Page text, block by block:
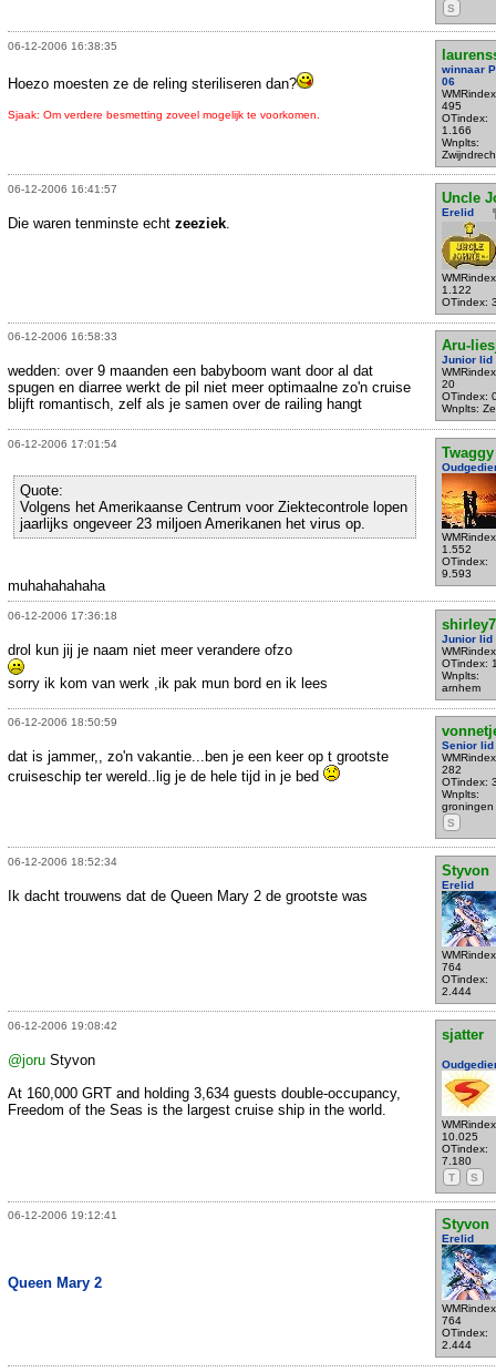
S
06-12-2006 16:38:35
winnaar
06
495
OTindex:
1.166
Wnplts:
Zwijndrech
Hoezo moesten ze de reling steriliseren dan?
Sjaak: Om verdere besmetting zoveel mogelijk te voorkomen.
06-12-2006 16:41:57
Uncle
Erelid
1.122
OTindex:
Die waren tenminste echt zeeziek.
06-12-2006 16:58:33
Aru-
Junior lid
20
OTindex:
Wnplts:
wedden: over 9 maanden een babyboom want door al dat
spugen en diarree werkt de pil niet meer optimaalne zo'n cruise
blijft romantisch, zelf als je samen over de railing hangt
06-12-2006 17:01:54
Twaggy
1.552
OTindex:
9.593
Quote:
Volgens het Amerikaanse Centrum voor Ziektecontrole lopen
jaarlijks ongeveer 23 miljoen Amerikanen het virus op.
muhahahahaha
06-12-2006 17:36:18
shirley7
Junior lid
OTindex:
Wnplts:
arnhem
drol kun jij je naam niet meer verandere ofzo
sorry ik kom van werk ,ik pak mun bord en ik lees
06-12-2006 18:50:59
Senior lid
282
OTindex:
Wnplts:
groningen
S
dat is jammer,, zo'n vakantie...ben je een keer op t grootste
cruiseschip ter wereld..lig je de hele tijd in je bed
06-12-2006 18:52:34
Styvon
Erelid
764
OTindex:
2.444
Ik dacht trouwens dat de Queen Mary 2 de grootste was
06-12-2006 19:08:42
sjatter
10.025
OTindex:
7.180
T
S
@joru Styvon
At 160,000 GRT and holding 3,634 guests double-occupancy,
Freedom of the Seas is the largest cruise ship in the world.
06-12-2006 19:12:41
Styvon
Erelid
764
OTindex:
2.444
Queen Mary 2